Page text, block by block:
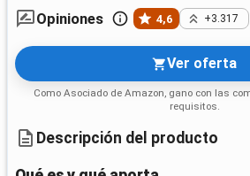
Opiniones 4,6 +3.317
Ver oferta
Como Asociado de Amazon, gano con las
requisitos.
Descripción del producto